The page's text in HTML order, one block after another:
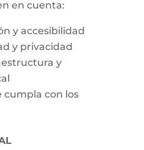
en cuenta:
y accesibilidad
y privacidad
y
cumpla con los